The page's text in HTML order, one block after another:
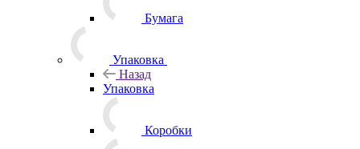
Бумага
Упаковка
Назад
Упаковка
Коробки